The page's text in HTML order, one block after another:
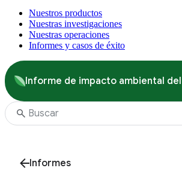
Nuestros productos
Nuestras investigaciones
Nuestras operaciones
Informes y casos de éxito
Informe de impacto ambiental
Informes